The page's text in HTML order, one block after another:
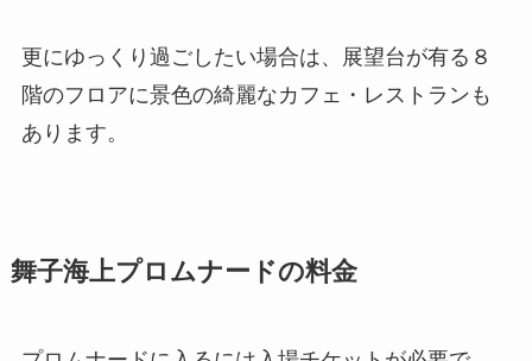
更にゆっくり過ごしたい場合は、展望台が有る８
階のフロアに景色の綺麗なカフェ・レストランも
あります。
舞子海上プロムナードの料金